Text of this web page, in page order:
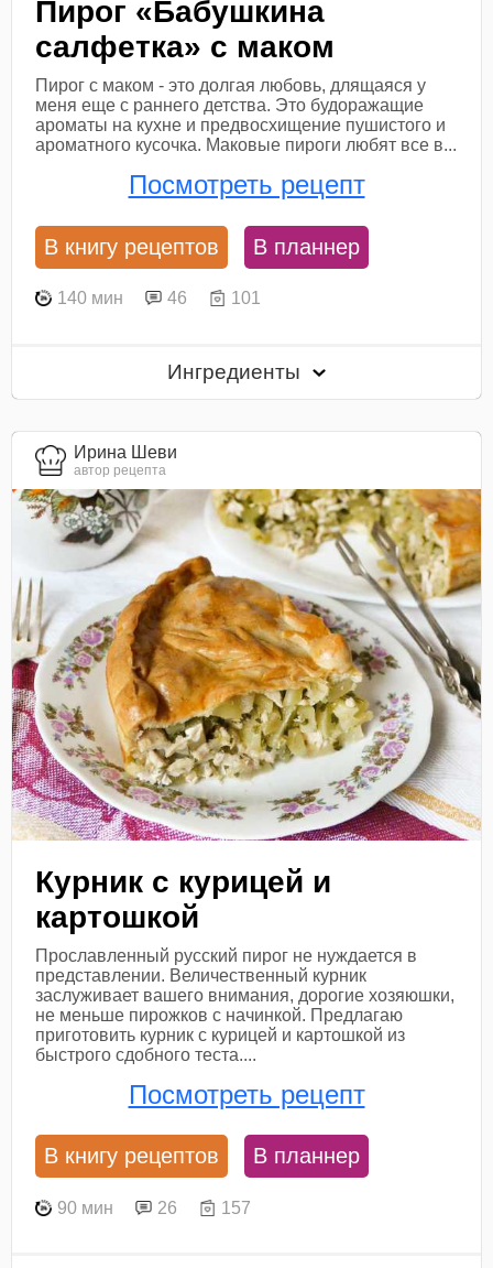
Пирог «Бабушкина
салфетка» с маком
Пирог с маком - это долгая любовь, длящаяся у
меня еще с раннего детства. Это будоражащие
ароматы на кухне и предвосхищение пушистого и
ароматного кусочка. Маковые пироги любят все в...
Посмотреть рецепт
В книгу рецептов В планнер
140 мин 46 101
Ингредиенты
Ирина Шеви
автор рецепта
Курник с курицей и
картошкой
Прославленный русский пирог не нуждается в
представлении. Величественный курник
заслуживает вашего внимания, дорогие хозяюшки,
не меньше пирожков с начинкой. Предлагаю
приготовить курник с курицей и картошкой из
быстрого сдобного теста....
Посмотреть рецепт
В книгу рецептов В планнер
90 мин 26 157